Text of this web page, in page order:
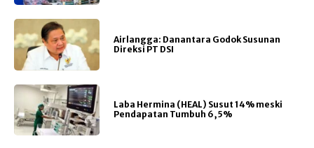
Airlangga: Danantara Godok Susunan
Direksi PT DSI
Laba Hermina (HEAL) Susut 14% meski
Pendapatan Tumbuh 6,5%